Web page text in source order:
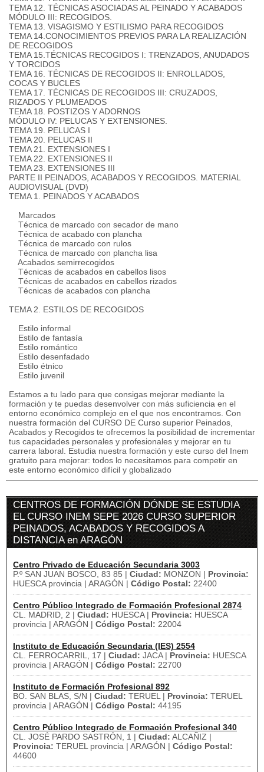
TEMA 12. TÉCNICAS ASOCIADAS AL PEINADO Y ACABADOS
MÓDULO III: RECOGIDOS.
TEMA 13. VISAGISMO Y ESTILISMO PARA RECOGIDOS
TEMA 14.CONOCIMIENTOS PREVIOS PARA LA REALIZACIÓN
DE RECOGIDOS
TEMA 15.TÉCNICAS RECOGIDOS I: TRENZADOS, ANUDADOS
Y TORCIDOS
TEMA 16. TÉCNICAS DE RECOGIDOS II: ENROLLADOS,
COCAS Y BUCLES
TEMA 17. TÉCNICAS DE RECOGIDOS III: CRUZADOS,
RIZADOS Y PLUMEADOS
TEMA 18. POSTIZOS Y ADORNOS
MÓDULO IV: PELUCAS Y EXTENSIONES.
TEMA 19. PELUCAS I
TEMA 20. PELUCAS II
TEMA 21. EXTENSIONES I
TEMA 22. EXTENSIONES II
TEMA 23. EXTENSIONES III
PARTE II PEINADOS, ACABADOS Y RECOGIDOS. MATERIAL
AUDIOVISUAL (DVD)
TEMA 1. PEINADOS Y ACABADOS
Marcados
Técnica de marcado con secador de mano
Técnica de acabado con plancha
Técnica de marcado con rulos
Técnica de marcado con plancha lisa
Acabados semirrecogidos
Técnicas de acabados en cabellos lisos
Técnicas de acabados en cabellos rizados
Técnicas de acabados con plancha
TEMA 2. ESTILOS DE RECOGIDOS
Estilo informal
Estilo de fantasía
Estilo romántico
Estilo desenfadado
Estilo étnico
Estilo juvenil
Estamos a tu lado para que consigas mejorar mediante la
formación y te puedas desenvolver con más suficiencia en el
entorno económico complejo en el que nos encontramos. Con
nuestra formación del CURSO DE Curso superior Peinados,
Acabados y Recogidos te ofrecemos la posibilidad de incrementar
tus capacidades personales y profesionales y mejorar en tu
carrera laboral. Estudia nuestra formación y este curso del Inem
gratuito para mejorar: todos lo necesitamos para competir en
este entorno económico difícil y globalizado
CENTROS DE FORMACIÓN DÓNDE SE ESTUDIA
EL CURSO INEM SEPE 2026 CURSO SUPERIOR
PEINADOS, ACABADOS Y RECOGIDOS A
DISTANCIA en ARAGÓN
Centro Privado de Educación Secundaria 3003
P.º SAN JUAN BOSCO, 83 85 | Ciudad: MONZON | Provincia:
HUESCA provincia | ARAGÓN | Código Postal: 22400
Centro Público Integrado de Formación Profesional 2874
CL. MADRID, 2 | Ciudad: HUESCA | Provincia: HUESCA
provincia | ARAGÓN | Código Postal: 22004
Instituto de Educación Secundaria (IES) 2554
CL. FERROCARRIL, 17 | Ciudad: JACA | Provincia: HUESCA
provincia | ARAGÓN | Código Postal: 22700
Instituto de Formación Profesional 892
BO. SAN BLAS, S/N | Ciudad: TERUEL | Provincia: TERUEL
provincia | ARAGÓN | Código Postal: 44195
Centro Público Integrado de Formación Profesional 340
CL. JOSÉ PARDO SASTRÓN, 1 | Ciudad: ALCAÑIZ |
Provincia: TERUEL provincia | ARAGÓN | Código Postal:
44600